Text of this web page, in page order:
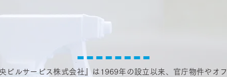
ビルサービス株式会社』は1969年の設立以来、官庁物件やオ